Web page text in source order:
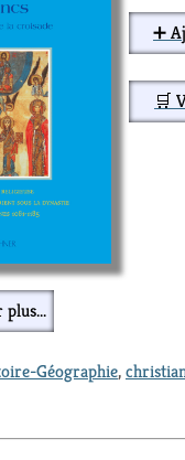
➕
🛒
Géographie,